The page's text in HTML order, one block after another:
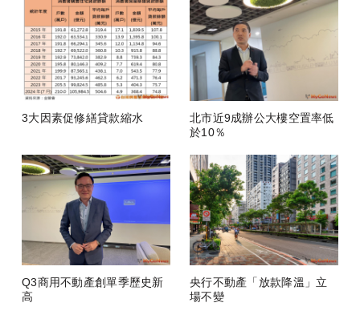
3大因素促修繕貸款縮水
北市近9成辦公大樓空置率低
於10％
Q3商用不動產創單季歷史新
高
央行不動產「放款降溫」立
場不變